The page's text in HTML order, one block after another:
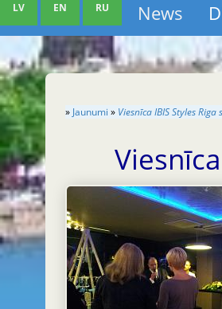
LV EN RU News
» Jaunumi » Viesnīca IBIS Styles